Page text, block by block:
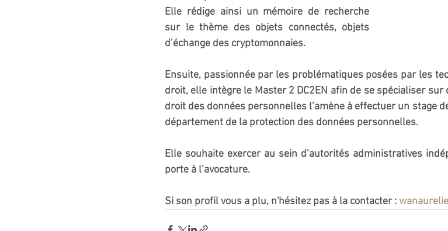
Elle rédige ainsi un mémoire de recherche
sur le thème des objets connectés, objets
d’échange des cryptomonnaies.
Ensuite, passionnée par les problématiques posées par les
droit, elle intègre le Master 2 DC2EN afin de se spécialiser
droit des données personnelles l’amène à effectuer un stage
département de la protection des données personnelles.
Elle souhaite exercer au sein d’autorités administratives
porte à l’avocature.
Si son profil vous a plu, n'hésitez pas à la contacter :